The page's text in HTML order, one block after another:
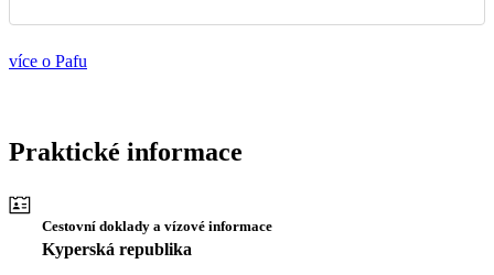
více o Pafu
Praktické informace
Cestovní doklady a vízové informace
Kyperská republika